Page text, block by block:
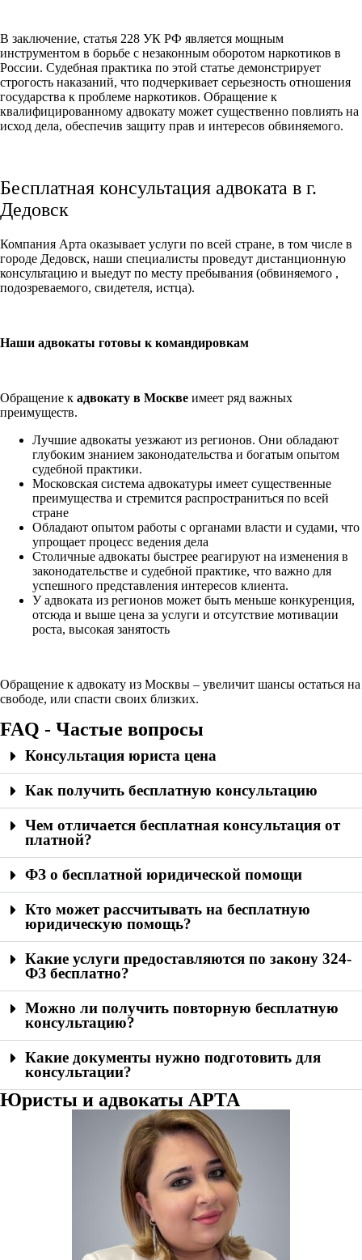
В заключение, статья 228 УК РФ является мощным
инструментом в борьбе с незаконным оборотом наркотиков в
России. Судебная практика по этой статье демонстрирует
строгость наказаний, что подчеркивает серьезность отношения
государства к проблеме наркотиков. Обращение к
квалифицированному адвокату может существенно повлиять на
исход дела, обеспечив защиту прав и интересов обвиняемого.
Бесплатная консультация адвоката в г.
Дедовск
Компания Арта оказывает услуги по всей стране, в том числе в
городе Дедовск, наши специалисты проведут дистанционную
консультацию и выедут по месту пребывания (обвиняемого ,
подозреваемого, свидетеля, истца).
Наши адвокаты готовы к командировкам
Обращение к адвокату в Москве имеет ряд важных
преимуществ.
Лучшие адвокаты уезжают из регионов. Они обладают
глубоким знанием законодательства и богатым опытом
судебной практики.
Московская система адвокатуры имеет существенные
преимущества и стремится распространиться по всей
стране
Обладают опытом работы с органами власти и судами, что
упрощает процесс ведения дела
Столичные адвокаты быстрее реагируют на изменения в
законодательстве и судебной практике, что важно для
успешного представления интересов клиента.
У адвоката из регионов может быть меньше конкуренция,
отсюда и выше цена за услуги и отсутствие мотивации
роста, высокая занятость
Обращение к адвокату из Москвы – увеличит шансы остаться на
свободе, или спасти своих близких.
FAQ - Частые вопросы
Консультация юриста цена
Как получить бесплатную консультацию
Чем отличается бесплатная консультация от
платной?
ФЗ о бесплатной юридической помощи
Кто может рассчитывать на бесплатную
юридическую помощь?
Какие услуги предоставляются по закону 324-
ФЗ бесплатно?
Можно ли получить повторную бесплатную
консультацию?
Какие документы нужно подготовить для
консультации?
Юристы и адвокаты АРТА